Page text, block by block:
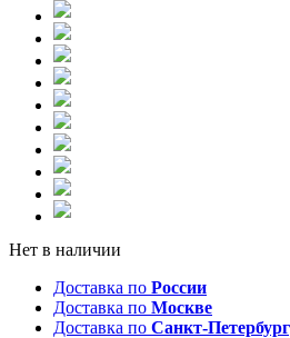
Нет в наличии
Доставка по России
Доставка по Москве
Доставка по Санкт-